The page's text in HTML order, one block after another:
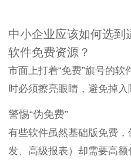
中小企业应该如何选到
软件免费资源？
市面上打着“免费”旗号的
时必须擦亮眼睛，避免掉入
警惕“伪免费”
有些软件虽然基础版免费
发、高级报表）却需要高